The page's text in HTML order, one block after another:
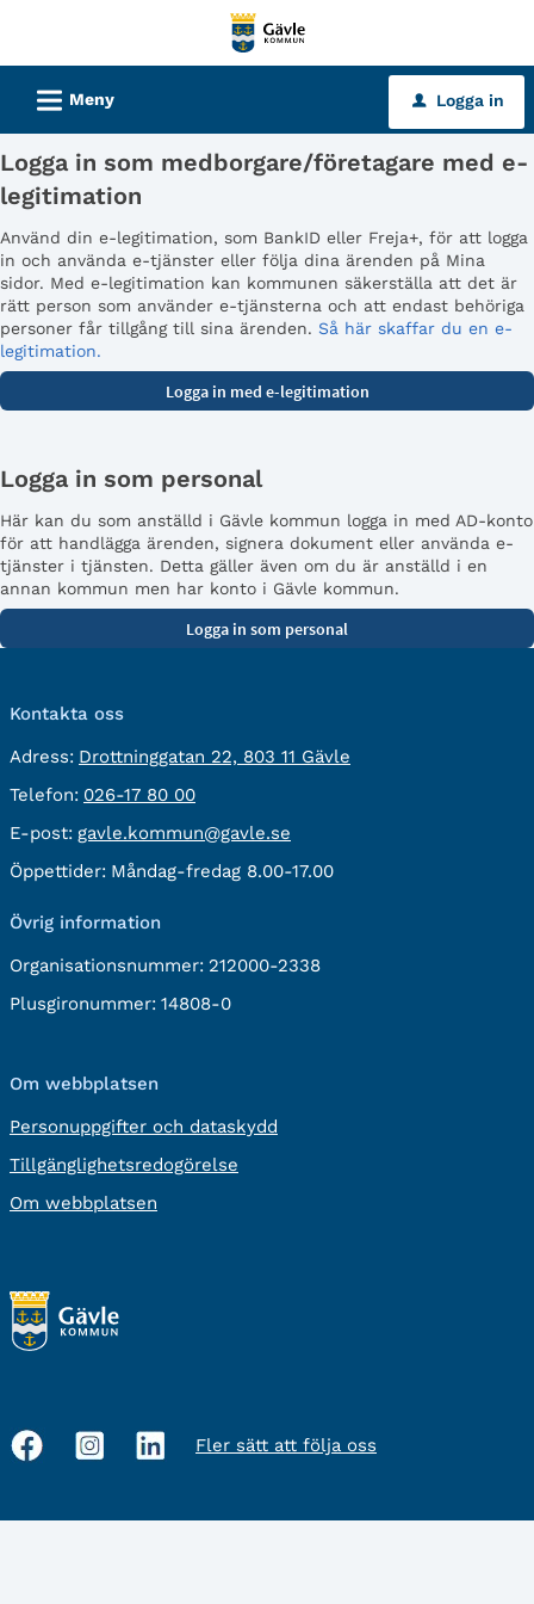
tjänster
Gävle
kommun
L Meny u Logga in
Logga in som medborgare/företagare med e-
legitimation
Använd din e-legitimation, som BankID eller Freja+, för att logga
in och använda e-tjänster eller följa dina ärenden på Mina
sidor. Med e-legitimation kan kommunen säkerställa att det är
rätt person som använder e-tjänsterna och att endast behöriga
personer får tillgång till sina ärenden. Så här skaffar du en e-
legitimation.
Logga in som personal
Här kan du som anställd i Gävle kommun logga in med AD-konto
för att handlägga ärenden, signera dokument eller använda e-
tjänster i tjänsten. Detta gäller även om du är anställd i en
annan kommun men har konto i Gävle kommun.
Kontakta oss
Adress: besöksadress:
Drottninggatan 22, 803 11 Gävle
Telefon: Telefon:
026-17 80 00
E-post: E-
post:
gavle.kommun@gavle.se
Öppettider: Måndag-fredag 8.00-17.00
Övrig information
Organisationsnummer: 212000-2338
Plusgironummer: 14808-0
Om webbplatsen
Personuppgifter och dataskydd
Tillgänglighetsredogörelse
Om webbplatsen
Sociala
Fler sätt att följa oss